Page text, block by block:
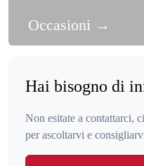
Occasioni →
Hai bisogno di
Non esitate a contattarci,
per ascoltarvi e